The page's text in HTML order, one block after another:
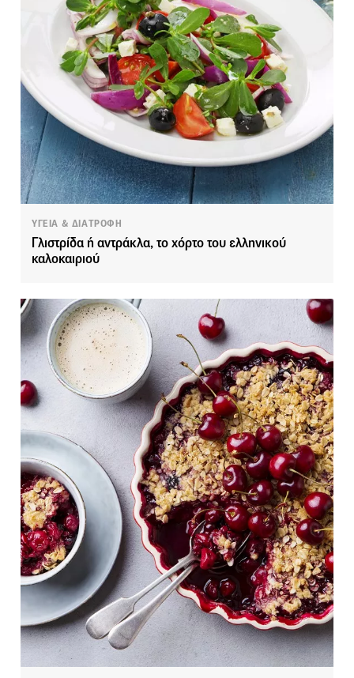
ΥΓΕΙΑ & ΔΙΑΤΡΟΦΗ
Γλιστρίδα ή αντράκλα, το χόρτο του ελληνικού
καλοκαιριού